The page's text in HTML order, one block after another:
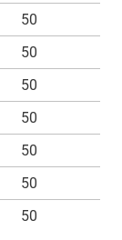
50
50
50
50
50
50
50